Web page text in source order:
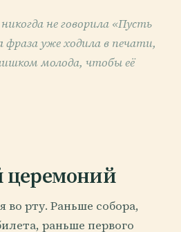
не говорила «Пусть
уже ходила в печати,
молода, чтобы её
церемоний
во рту. Раньше собора,
раньше первого